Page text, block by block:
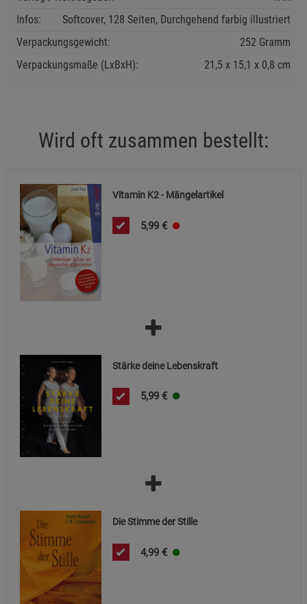
Infos:
Softcover, 128 Seiten, Durchgehend farbig illustriert
Verpackungsgewicht:
252 Gramm
Verpackungsmaße (LxBxH):
21,5 15,1 0,8 cm
Wird oft zusammen bestellt:
Vitamin K2 - Mängelartikel
5,99 €
Stärke deine Lebenskraft
5,99 €
Die Stimme der Stille
4,99 €
Zurück Einstellungen speichern für die Gruppe
Einwilligung nicht erteilen
Notwendige Cookies (5)
Statistik Cookies (1) Statistik Cookies
Cookie-Informationenanzeigen
Marketing Cookies (3)
Beschreibung Marketing Cookies
Cookie-Informationen